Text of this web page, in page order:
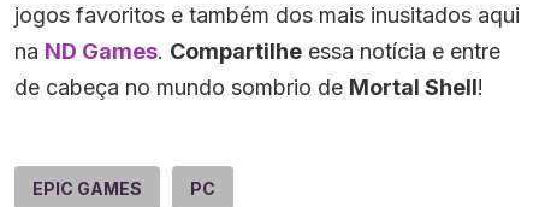
jogos favoritos e também dos mais inusitados aqui
na ND Games. Compartilhe essa notícia e entre
de cabeça no mundo sombrio de Mortal Shell!
EPIC GAMES PC